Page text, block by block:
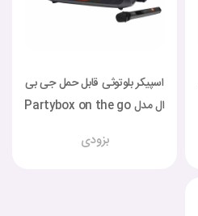
اسپیکر بلوتوثی قابل حمل جی بی
ال مدل Partybox on the go
بزودی